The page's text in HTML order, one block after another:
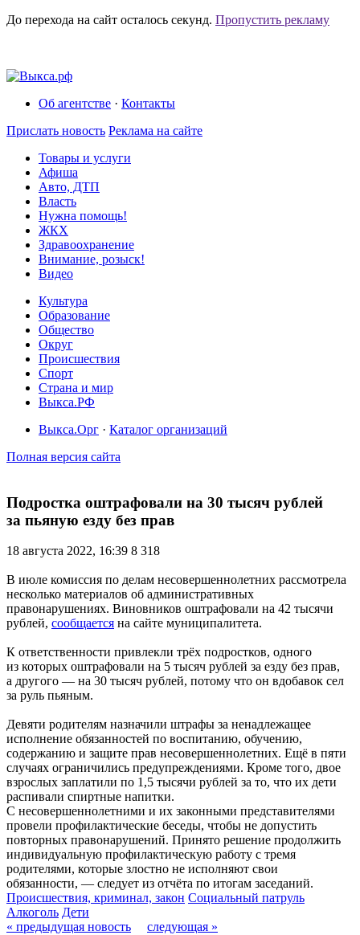
До перехода на сайт осталось секунд. Пропустить рекламу
Об агентстве · Контакты
Прислать новость Реклама на сайте
Товары и услуги
Афиша
Авто, ДТП
Власть
Нужна помощь!
ЖКХ
Здравоохранение
Внимание, розыск!
Видео
Культура
Образование
Общество
Округ
Происшествия
Спорт
Страна и мир
Выкса.РФ
Выкса.Орг · Каталог организаций
Полная версия сайта
Подростка оштрафовали на 30 тысяч рублей
за пьяную езду без прав
18 августа 2022, 16:39 8 318
В июле комиссия по делам несовершеннолетних рассмотрела
несколько материалов об административных
правонарушениях. Виновников оштрафовали на 42 тысячи
рублей, сообщается на сайте муниципалитета.
К ответственности привлекли трёх подростков, одного
из которых оштрафовали на 5 тысяч рублей за езду без прав,
а другого — на 30 тысяч рублей, потому что он вдобавок сел
за руль пьяным.
Девяти родителям назначили штрафы за ненадлежащее
исполнение обязанностей по воспитанию, обучению,
содержанию и защите прав несовершеннолетних. Ещё в пяти
случаях ограничились предупреждениями. Кроме того, двое
взрослых заплатили по 1,5 тысячи рублей за то, что их дети
распивали спиртные напитки.
С несовершеннолетними и их законными представителями
провели профилактические беседы, чтобы не допустить
повторных правонарушений. Принято решение продолжить
индивидуальную профилактическую работу с тремя
родителями, которые злостно не исполняют свои
обязанности, — следует из отчёта по итогам заседаний.
Происшествия, криминал, закон Социальный патруль
Алкоголь Дети
« предыдущая новость
следующая »